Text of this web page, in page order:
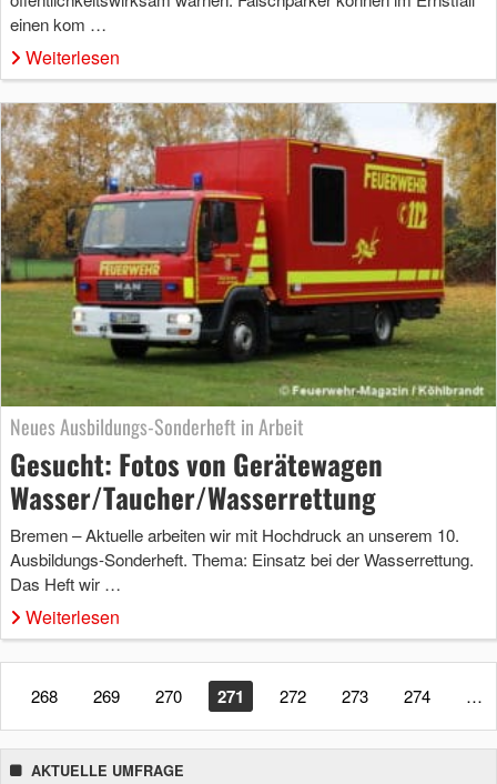
einen kom …
Weiterlesen
Neues Ausbildungs-Sonderheft in Arbeit
Gesucht: Fotos von Gerätewagen
Wasser/Taucher/Wasserrettung
Bremen – Aktuelle arbeiten wir mit Hochdruck an unserem 10.
Ausbildungs-Sonderheft. Thema: Einsatz bei der Wasserrettung.
Das Heft wir …
Weiterlesen
268 269 270 271 272 273 274 …
AKTUELLE UMFRAGE